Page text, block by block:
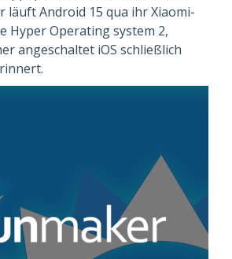
läuft Android 15 qua ihr Xiaomi-
Hyper Operating system 2,
angeschaltet iOS schließlich